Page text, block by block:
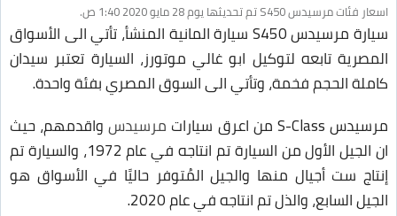
اسعار فئات مرسيدس S450 تم تحديثها يوم 28 مايو 2020 1:40 ص.
سيارة مرسيدس S450 سيارة المانية المنشأ، تأتي الى الأسواق
المصرية تابعه لتوكيل ابو غالي موتورز، السيارة تعتبر سيدان
كاملة الحجم فخمة، وتأتي الى السوق المصري بفئة واحدة.
مرسيدس S-Class من اعرق سيارات
مرسيدسواقدمهم، حيث
ان الجيل الأول من السيارة تم انتاجه في عام 1972، والسيارة تم
إنتاج ست أجيال منها والجيل المُتوفر حاليًا في الأسواق هو
الجيل السابع، والذل تم انتاجه في عام 2020.